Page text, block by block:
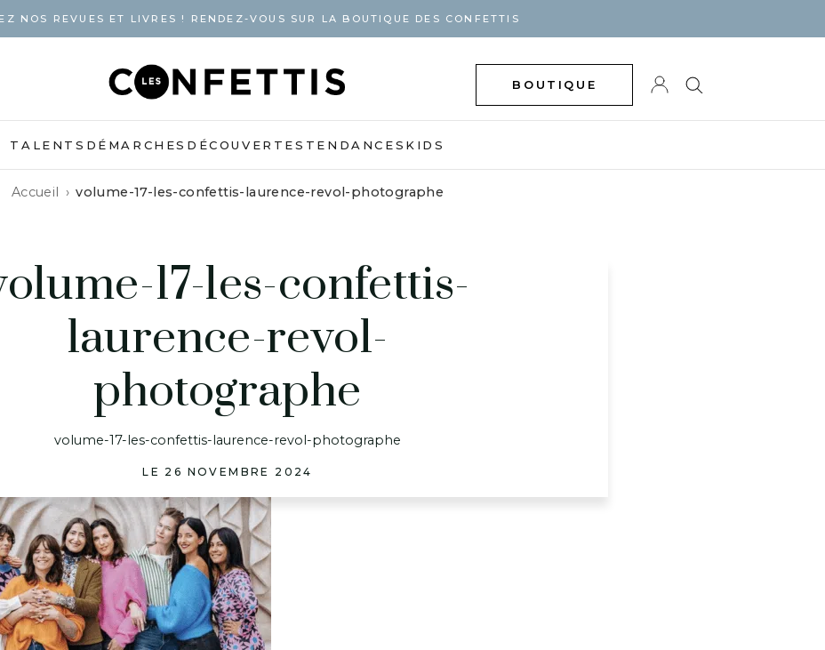
NOS REVUES ET LIVRES ! RENDEZ-VOUS SUR LA BOUTIQUE DES CONFETTIS
BOUTIQUE
TALENTS DÉMARCHES DÉCOUVERTES TENDANCES KIDS
Accueil volume-17-les-confettis-laurence-revol-photographe
17-les-confettis-
laurence-revol-
photographe
volume-17-les-confettis-laurence-revol-photographe
LE 26 NOVEMBRE 2024